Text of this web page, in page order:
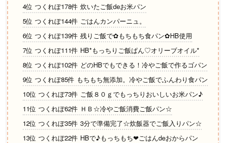
4位 つくれぽ178件 炊いたご飯deお米パン
5位 つくれぽ144件 ごはんカンパーニュ。
6位 つくれぽ139件 残りご飯で✿もちもち食パン✿HB使用
7位 つくれぽ111件 HB*もっちりご飯ぱん♡オリーブオイル*
8位 つくれぽ102件 どのHBでもできる！冷やご飯で作るゴパン
9位 つくれぽ85件 もちもち無添加。冷やご飯でふんわり食パン
10位 つくれぽ73件 ご飯８０ｇでもっちりおいしいお米パン♪
11位 つくれぽ62件 ＨＢ☆冷やご飯消費ご飯パン☆
12位 つくれぽ35件 3分で準備完了☆炊飯器でご飯入りパン☆
13位 つくれぽ22件 HBで♪もっちもち❤ごはんdeおからパン